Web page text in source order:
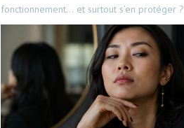
fonctionnement… et surtout s’en protéger ?